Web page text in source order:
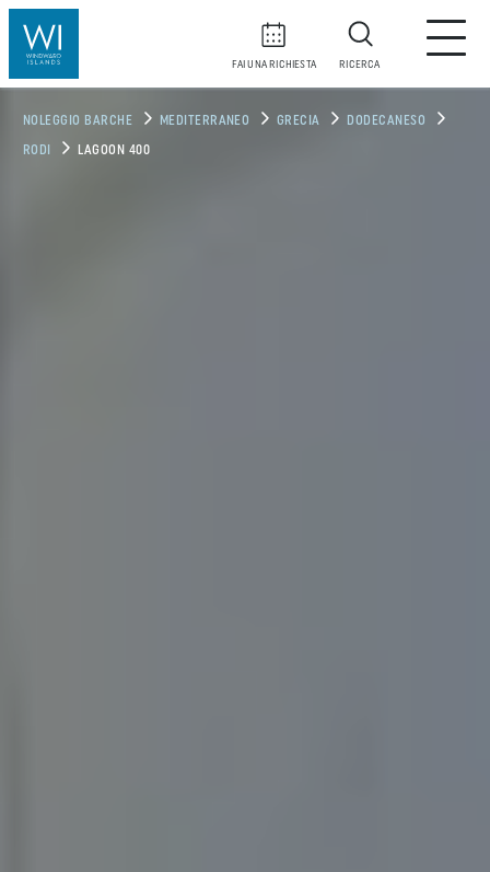
FAI UNA RICHIESTA RICERCA
NOLEGGIO BARCHE MEDITERRANEO GRECIA DODECANESO
RODI LAGOON 400